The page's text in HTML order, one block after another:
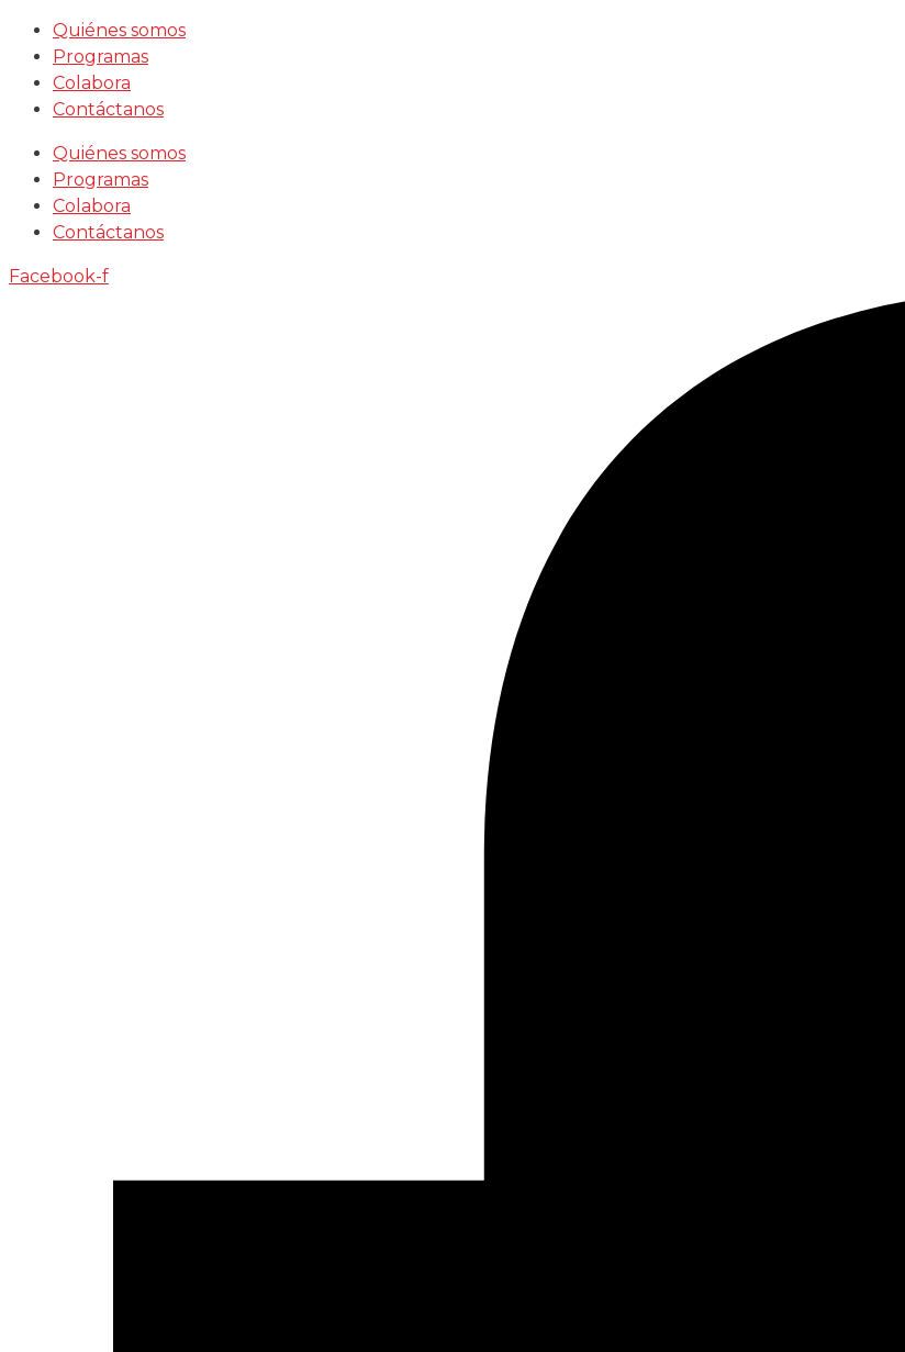
Saltar
contenido
Quiénes somos
Programas
Colabora
Contáctanos
Quiénes somos
Programas
Colabora
Contáctanos
Facebook-f